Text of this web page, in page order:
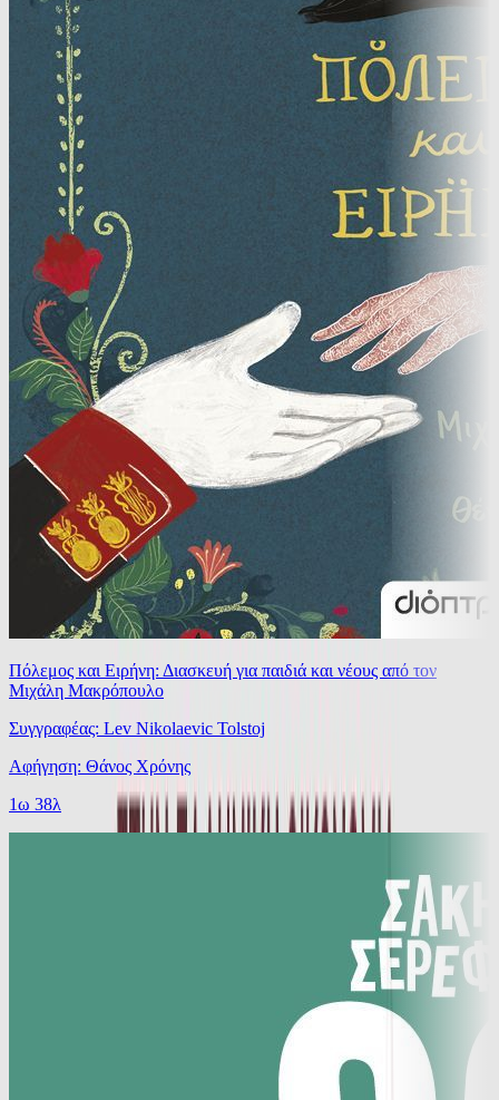
Πόλεμος και Ειρήνη: Διασκευή για παιδιά και νέους από τον
Μιχάλη Μακρόπουλο
Συγγραφέας: Lev Nikolaevic Tolstoj
Αφήγηση: Θάνος Χρόνης
1ω 38λ